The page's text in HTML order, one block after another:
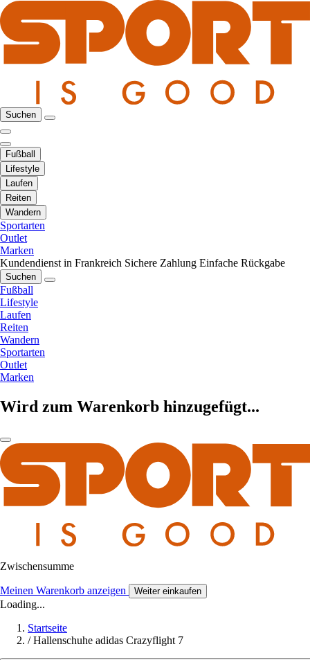
Suchen
Fußball
Lifestyle
Laufen
Reiten
Wandern
Sportarten
Outlet
Marken
Kundendienst in Frankreich Sichere Zahlung Einfache Rückgabe
Suchen
Fußball
Lifestyle
Laufen
Reiten
Wandern
Sportarten
Outlet
Marken
Wird zum Warenkorb hinzugefügt...
Zwischensumme
Meinen Warenkorb anzeigen Weiter einkaufen
Loading...
Startseite
/ Hallenschuhe adidas Crazyflight 7